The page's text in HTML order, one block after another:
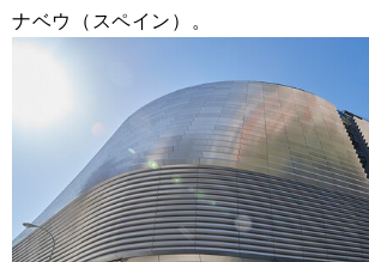
ナベウ（スペイン）。